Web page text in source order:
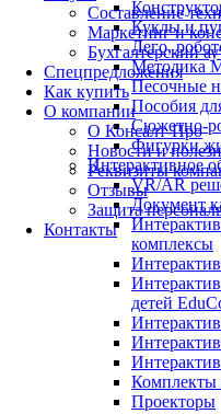
Составление
Маркетинг и
Бухгалтерский
Спецпредложения
Как купить
О компании
О Консалт-Про
Новости и
Реквизиты
Отзывы
Защита
Контакты
Куклы и
Лего,
Методика
Песочные
Пособия
Сюжетно-
Фигурки
Интерактивное
VR/AR
Документ
комплексы
детей
Комплекты
Проекторы